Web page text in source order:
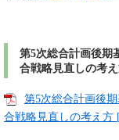
第5次総合計画後期
合戦略見直しの考
第5次総合計画後
合戦略見直しの考え方